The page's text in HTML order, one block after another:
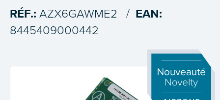
RÉF.: AZX6GAWME2 / EAN:
8445409000442